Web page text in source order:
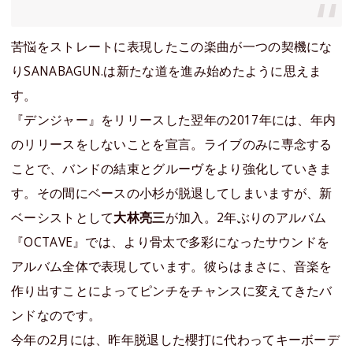
苦悩をストレートに表現したこの楽曲が一つの契機にな
りSANABAGUN.は新たな道を進み始めたように思えま
す。
『デンジャー』をリリースした翌年の2017年には、年内
のリリースをしないことを宣言。ライブのみに専念する
ことで、バンドの結束とグルーヴをより強化していきま
す。その間にベースの小杉が脱退してしまいますが、新
ベーシストとして大林亮三が加入。2年ぶりのアルバム
『OCTAVE』では、より骨太で多彩になったサウンドを
アルバム全体で表現しています。彼らはまさに、音楽を
作り出すことによってピンチをチャンスに変えてきたバ
ンドなのです。
今年の2月には、昨年脱退した櫻打に代わってキーボーデ